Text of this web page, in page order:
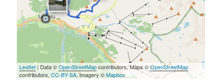
Leaflet | Data ©OpenStreetMapcontributors, Maps ©OpenStreetMap
contributors,CC-BY-SA, Imagery ©Mapbox